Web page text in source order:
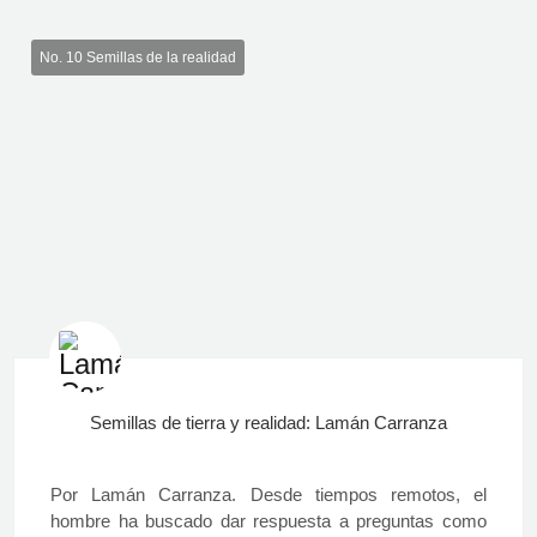
No. 10 Semillas de la realidad
Semillas de tierra y realidad: Lamán Carranza
Por Lamán Carranza. Desde tiempos remotos, el
hombre ha buscado dar respuesta a preguntas como